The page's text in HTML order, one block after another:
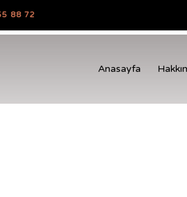
88 72
Anasayfa